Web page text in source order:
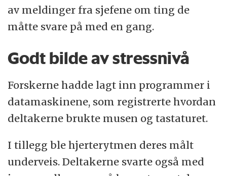
av meldinger fra sjefene om ting de
måtte svare på med en gang.
Godt bilde av stressnivå
Forskerne hadde lagt inn programmer i
datamaskinene, som registrerte hvordan
deltakerne brukte musen og tastaturet.
I tillegg ble hjerterytmen deres målt
underveis. Deltakerne svarte også med